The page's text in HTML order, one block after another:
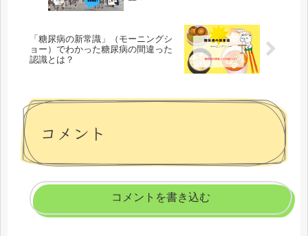
「糖尿病の新常識」（モーニングシ
ョー）でわかった糖尿病の間違った
認識とは？
コメント
コメントを書き込む